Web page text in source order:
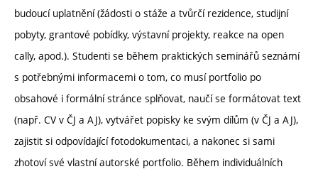
budoucí uplatnění (žádosti o stáže a tvůrčí rezidence, studijní
pobyty, grantové pobídky, výstavní projekty, reakce na open
cally, apod.). Studenti se během praktických seminářů seznámí
s potřebnými informacemi o tom, co musí portfolio po
obsahové i formální stránce splňovat, naučí se formátovat text
(např. CV v ČJ a AJ), vytvářet popisky ke svým dílům (v ČJ a AJ),
zajistit si odpovídající fotodokumentaci, a nakonec si sami
zhotoví své vlastní autorské portfolio. Během individuálních